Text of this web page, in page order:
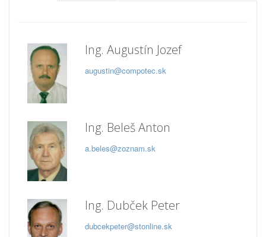
Ing. Augustín Jozef
augustin@compotec.sk
Ing. Beleš Anton
a.beles@zoznam.sk
Ing. Dubček Peter
dubcekpeter@stonline.sk